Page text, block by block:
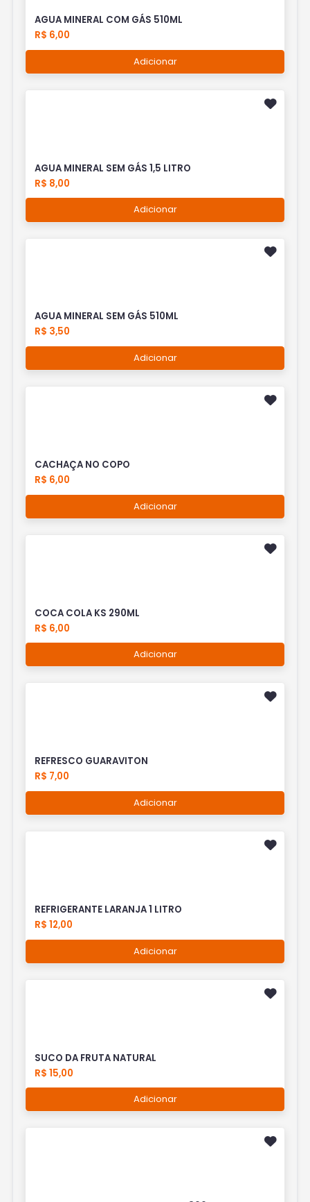
AGUA MINERAL COM GÁS 510ML
R$ 6,00
Adicionar
AGUA MINERAL SEM GÁS 1,5 LITRO
R$ 8,00
Adicionar
AGUA MINERAL SEM GÁS 510ML
R$ 3,50
Adicionar
CACHAÇA NO COPO
R$ 6,00
Adicionar
COCA COLA KS 290ML
R$ 6,00
Adicionar
REFRESCO GUARAVITON
R$ 7,00
Adicionar
REFRIGERANTE LARANJA 1 LITRO
R$ 12,00
Adicionar
SUCO DA FRUTA NATURAL
R$ 15,00
Adicionar